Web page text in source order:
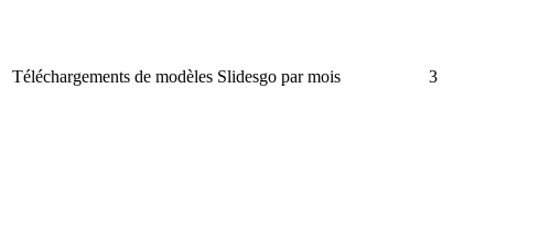
Téléchargements de modèles Slidesgo par mois 3